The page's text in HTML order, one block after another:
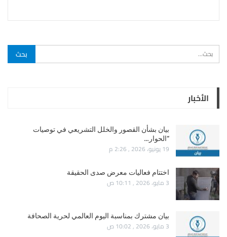
الأخبار
بيان بشأن القصور والخلل التشريعي في توصيات
“الحوار…
19 يونيو، 2026 , 2:26 م
اختتام فعاليات معرض صدى الحقيقة
3 مايو، 2026 , 10:11 ص
بيان مشترك بمناسبة اليوم العالمي لحرية الصحافة
3 مايو، 2026 , 10:02 ص